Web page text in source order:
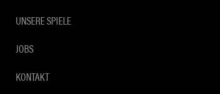
UNSERE SPIELE
JOBS
KONTAKT